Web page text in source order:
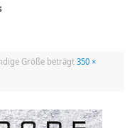
Größe beträgt350 ×